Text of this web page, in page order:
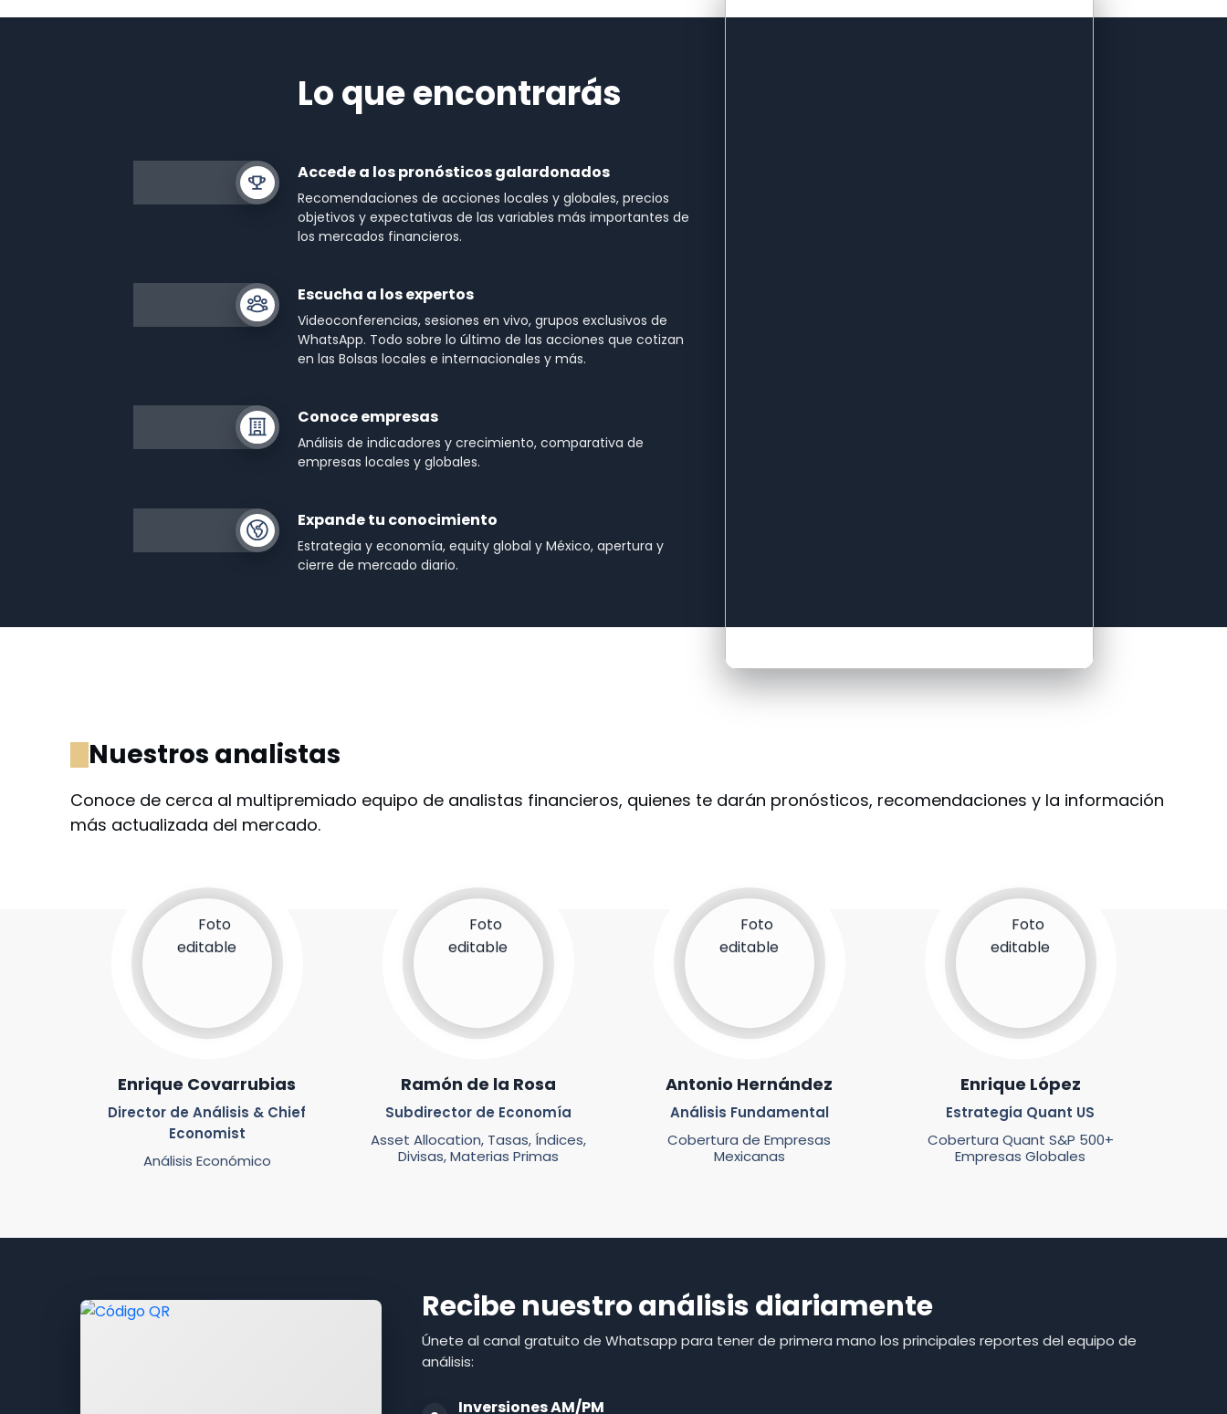
Lo que encontrarás
Accede a los pronósticos galardonados
Recomendaciones de acciones locales y globales, precios
objetivos y expectativas de las variables más importantes de
los mercados financieros.
Escucha a los expertos
Videoconferencias, sesiones en vivo, grupos exclusivos de
WhatsApp. Todo sobre lo último de las acciones que cotizan
en las Bolsas locales e internacionales y más.
Conoce empresas
Análisis de indicadores y crecimiento, comparativa de
empresas locales y globales.
Expande tu conocimiento
Estrategia y economía, equity global y México, apertura y
cierre de mercado diario.
Nuestros analistas
Conoce de cerca al multipremiado equipo de analistas financieros, quienes te darán pronósticos, recomendaciones y la información
más actualizada del mercado.
Enrique Covarrubias
Director de Análisis & Chief
Economist
Análisis Económico
Ramón de la Rosa
Subdirector de Economía
Asset Allocation, Tasas, Índices,
Divisas, Materias Primas
Antonio Hernández
Análisis Fundamental
Cobertura de Empresas
Mexicanas
Enrique López
Estrategia Quant US
Cobertura Quant S&P 500+
Empresas Globales
Recibe nuestro análisis diariamente
Únete al canal gratuito de Whatsapp para tener de primera mano los principales reportes del equipo de
análisis:
Inversiones AM/PM